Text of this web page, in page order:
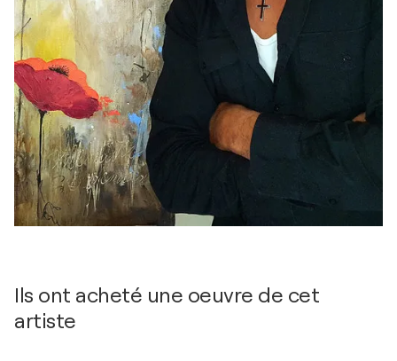
Ils ont acheté une oeuvre de cet
artiste